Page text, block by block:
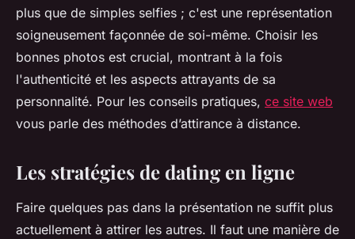
plus que de simples selfies ; c'est une représentation
soigneusement façonnée de soi-même. Choisir les
bonnes photos est crucial, montrant à la fois
l'authenticité et les aspects attrayants de sa
personnalité. Pour les conseils pratiques, ce site web
vous parle des méthodes d’attirance à distance.
Les stratégies de dating en ligne
Faire quelques pas dans la présentation ne suffit plus
actuellement à attirer les autres. Il faut une manière de